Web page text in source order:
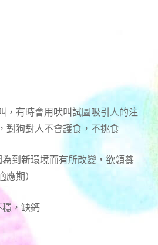
，有時會用吠叫試圖吸引人的注
對狗對人不會護食，不挑食
到新環境而有所改變，欲領養
應期）
穩，缺鈣